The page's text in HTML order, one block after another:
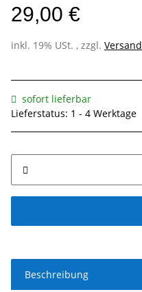
29,00 €
inkl. 19% USt. , zzgl. Versand
sofort lieferbar
Lieferstatus: 1 - 4 Werktage
Beschreibung